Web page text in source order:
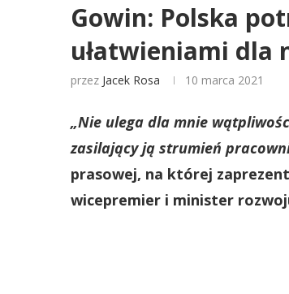
Gowin: Polska
ułatwieniami dla
przez Jacek Rosa 10 marca 2021
„Nie ulega dla mnie
zasilający ją strumień
prasowej, na której
wicepremier i minister